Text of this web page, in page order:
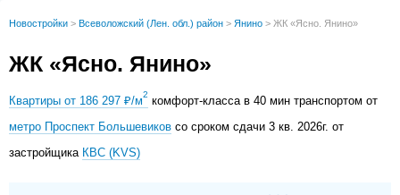
Новостройки > Всеволожский (Лен. обл.) район > Янино > ЖК «Ясно. Янино»
ЖК «Ясно. Янино»
Квартиры от 186 297 ₽/м2 комфорт-класса в 40 мин транспортом от
метро Проспект Большевиков со сроком сдачи 3 кв. 2026г. от
застройщика КВС (KVS)